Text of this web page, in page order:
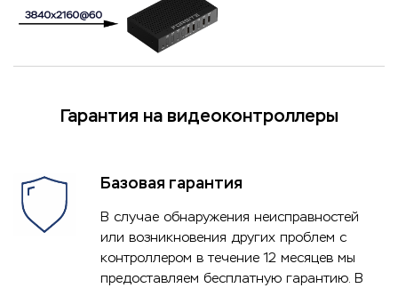
Гарантия на видеоконтроллеры
Базовая гарантия
В случае обнаружения неисправностей
или возникновения других проблем с
контроллером в течение 12 месяцев мы
предоставляем бесплатную гарантию. В